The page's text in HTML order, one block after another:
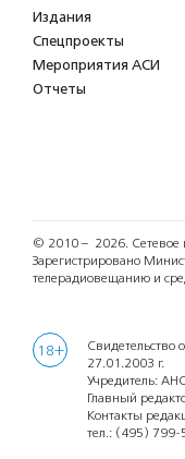
Издания
Спецпроекты
Мероприятия АСИ
Отчеты
© 2010 – 2026. Сетевое
Зарегистрировано
телерадиовещанию и
18+
Свидетельство
27.01.2003 г.
Учредитель:
Главный
Контакты
тел.: (495) 799-